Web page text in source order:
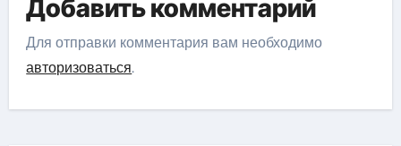
Добавить комментарий
Для отправки комментария вам необходимо
авторизоваться.